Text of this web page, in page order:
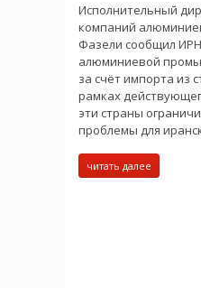
Исполнительный
компаний
Фазели сообщил
алюминиевой
за счёт импорта из
рамках
эти страны
проблемы для
читать далее